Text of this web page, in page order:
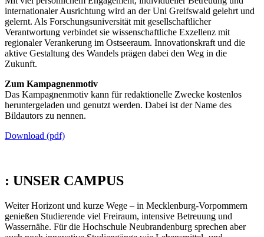
internationaler Ausrichtung wird an der Uni Greifswald gelehrt und
gelernt. Als Forschungsuniversität mit gesellschaftlicher
Verantwortung verbindet sie wissenschaftliche Exzellenz mit
regionaler Verankerung im Ostseeraum. Innovationskraft und die
aktive Gestaltung des Wandels prägen dabei den Weg in die
Zukunft.
Zum Kampagnenmotiv
Das Kampagnenmotiv kann für redaktionelle Zwecke kostenlos
heruntergeladen und genutzt werden. Dabei ist der Name des
Bildautors zu nennen.
Download (pdf)
: UNSER CAMPUS
Weiter Horizont und kurze Wege – in Mecklenburg-Vorpommern
genießen Studierende viel Freiraum, intensive Betreuung und
Wassernähe. Für die Hochschule Neubrandenburg sprechen aber